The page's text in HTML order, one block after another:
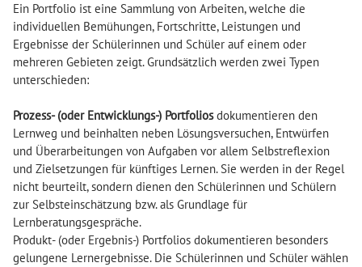
Ein Portfolio ist eine Sammlung von Arbeiten, welche die
individuellen Bemühungen, Fortschritte, Leistungen und
Ergebnisse der Schülerinnen und Schüler auf einem oder
mehreren Gebieten zeigt. Grundsätzlich werden zwei Typen
unterschieden:
Prozess- (oder Entwicklungs-) Portfoliosdokumentieren den
Lernweg und beinhalten neben Lösungsversuchen, Entwürfen
und Überarbeitungen von Aufgaben vor allem Selbstreflexion
und Zielsetzungen für künftiges Lernen. Sie werden in der Regel
nicht beurteilt, sondern dienen den Schülerinnen und Schülern
zur Selbsteinschätzung bzw. als Grundlage für
Lernberatungsgespräche.
Produkt- (oder Ergebnis-) Portfolios dokumentieren besonders
gelungene Lernergebnisse. Die Schülerinnen und Schüler wählen